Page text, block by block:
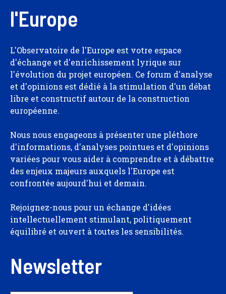
l'Europe
L'Observatoire de l'Europe est votre espace
d'échange et d'enrichissement lyrique sur
l'évolution du projet européen. Ce forum d'analyse
et d'opinions est dédié à la stimulation d'un débat
libre et constructif autour de la construction
européenne.
Nous nous engageons à présenter une pléthore
d'informations, d'analyses pointues et d'opinions
variées pour vous aider à comprendre et à débattre
des enjeux majeurs auxquels l'Europe est
confrontée aujourd'hui et demain.
Rejoignez-nous pour un échange d'idées
intellectuellement stimulant, politiquement
équilibré et ouvert à toutes les sensibilités.
Newsletter